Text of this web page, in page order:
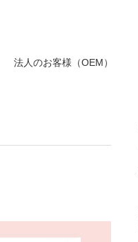
法人のお客様（OEM）